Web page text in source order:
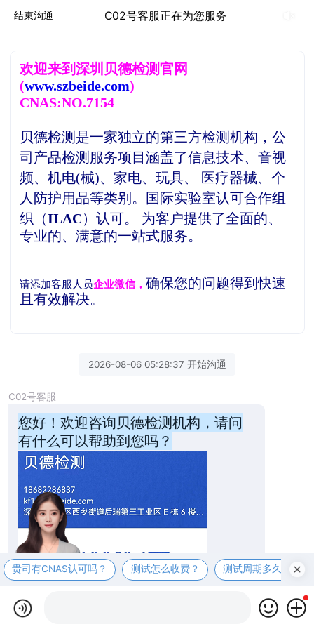
结束沟通 C02号客服正在为您服务
欢迎来到深圳贝德检测官网
(www.szbeide.com)
CNAS:NO.7154
贝德检测是一家独立的第三方检测机构，公
司产品检测服务项目涵盖了信息技术、音视
频、机电(械)、家电、玩具、 医疗器械、个
人防护用品等类别。
国际实验室认可合作组
织（ILAC）认可。
为客户提供了全面的、
专业的、满意的一站式服务。
请添加客服人员企业微信，确保您的问题得到快速
且有效解决。
2026-08-06 05:28:37 开始沟通
C02号客服
您好！欢迎咨询贝德检测机构，请问
有什么可以帮助到您吗？
贵司有CNAS认可吗？ 测试怎么收费？ 测试周期多久？